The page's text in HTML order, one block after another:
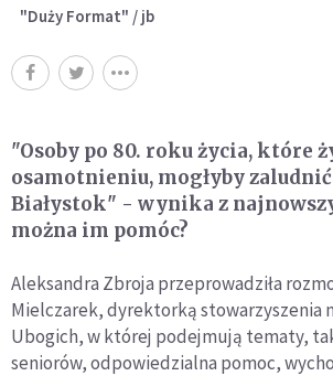
"Duży Format" / jb
"Osoby po 80. roku życia, które
osamotnieniu, mogłyby zaludnić
Białystok" - wynika z
można im pomóc?
Aleksandra Zbroja przeprowadziła
Mielczarek, dyrektorką stowarzyszenia
Ubogich, w której podejmują tematy,
seniorów, odpowiedzialna pomoc,